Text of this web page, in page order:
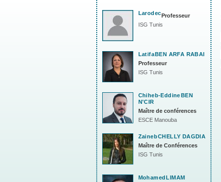
LarodecProfesseur
ISG Tunis
LatifaBEN ARFA RABAI
Professeur
ISG Tunis
Chiheb-EddineBEN
N'CIR
Maître de conférences
ESCE Manouba
ZainebCHELLY DAGDIA
Maître de Conférences
ISG Tunis
MohamedLIMAM